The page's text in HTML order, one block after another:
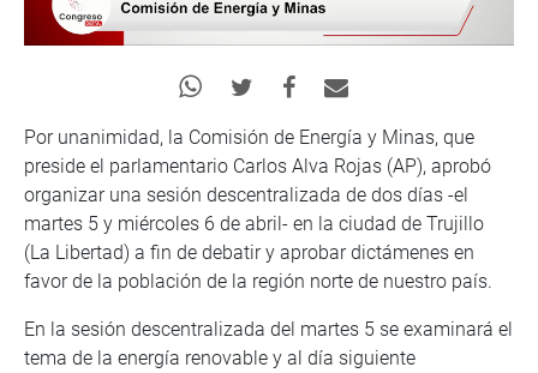
Por unanimidad, la Comisión de Energía y Minas, que
preside el parlamentario Carlos Alva Rojas (AP), aprobó
organizar una sesión descentralizada de dos días -el
martes 5 y miércoles 6 de abril- en la ciudad de Trujillo
(La Libertad) a fin de debatir y aprobar dictámenes en
favor de la población de la región norte de nuestro país.
En la sesión descentralizada del martes 5 se examinará el
tema de la energía renovable y al día siguiente